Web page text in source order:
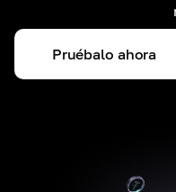
Pruébalo ahora